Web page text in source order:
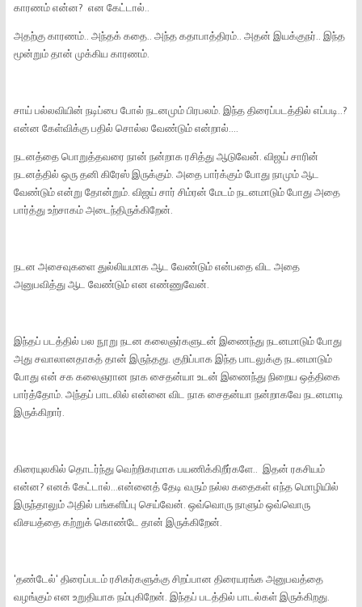
காரணம் என்ன? என கேட்டால்..
அதற்கு காரணம்.. அந்தக் கதை.. அந்த கதாபாத்திரம்.. அதன் இயக்குநர்.. இந்த
மூன்றும் தான் முக்கிய காரணம்.
சாய் பல்லவியின் நடிப்பை போல் நடனமும் பிரபலம். இந்த திரைப்படத்தில் எப்படி..?
என்ன கேள்விக்கு பதில் சொல்ல வேண்டும் என்றால்....
நடனத்தை பொறுத்தவரை நான் நன்றாக ரசித்து ஆடுவேன். விஜய் சாரின்
நடனத்தில் ஒரு தனி கிரேஸ் இருக்கும். அதை பார்க்கும் போது நாமும் ஆட
வேண்டும் என்று தோன்றும். விஜய் சார் சிம்ரன் மேடம் நடனமாடும் போது அதை
பார்த்து உற்சாகம் அடைந்திருக்கிறேன்.
நடன அசைவுகளை துல்லியமாக ஆட வேண்டும் என்பதை விட அதை
அனுபவித்து ஆட வேண்டும் என எண்ணுவேன்.
இந்தப் படத்தில் பல நூறு நடன கலைஞர்களுடன் இணைந்து நடனமாடும் போது
அது சவாலானதாகத் தான் இருந்தது. குறிப்பாக இந்த பாடலுக்கு நடனமாடும்
போது என் சக கலைஞரான நாக சைதன்யா உடன் இணைந்து நிறைய ஒத்திகை
பார்த்தோம். அந்தப் பாடலில் என்னை விட நாக சைதன்யா நன்றாகவே நடனமாடி
இருக்கிறார்.
கிரையுலகில் தொடர்ந்து வெற்றிகரமாக பயணிக்கிறீர்களே.. இதன் ரகசியம்
என்ன? எனக் கேட்டால்...என்னைத் தேடி வரும் நல்ல கதைகள் எந்த மொழியில்
இருந்தாலும் அதில் பங்களிப்பு செய்வேன். ஒவ்வொரு நாளும் ஒவ்வொரு
விசயத்தை கற்றுக் கொண்டே தான் இருக்கிறேன்.
'தண்டேல்' திரைப்படம் ரசிகர்களுக்கு சிறப்பான திரையரங்க அனுபவத்தை
வழங்கும் என உறுதியாக நம்புகிறேன். இந்தப் படத்தில் பாடல்கள் இருக்கிறது.